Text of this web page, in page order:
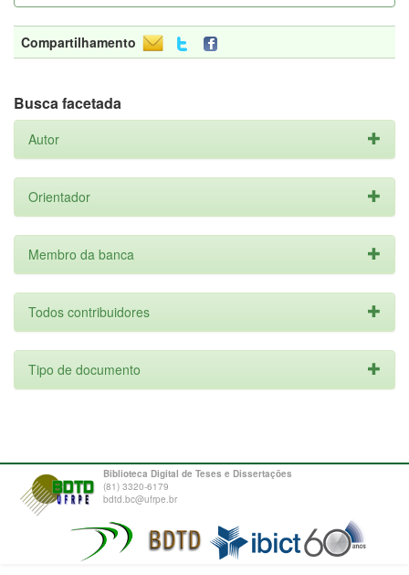
Compartilhamento
Busca facetada
Autor
Orientador
Membro da banca
Todos contribuidores
Tipo de documento
Biblioteca Digital de Teses e Dissertações
(81) 3320-6179
bdtd.bc@ufrpe.br